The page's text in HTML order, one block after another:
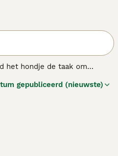
het hondje de taak om
gepubliceerd (nieuwste)